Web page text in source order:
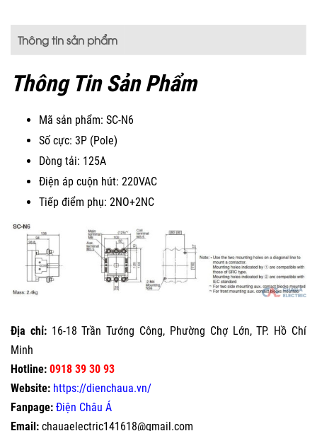
Thông tin sản phẩm
Thông Tin Sản Phẩm
Mã sản phẩm: SC-N6
Số cực: 3P (Pole)
Dòng tải: 125A
Điện áp cuộn hút: 220VAC
Tiếp điểm phụ: 2NO+2NC
Địa chỉ:16-18 Trần Tướng Công, Phường Chợ Lớn, TP. Hồ Chí
Minh
Hotline: 0918 39 30 93
Website: https://dienchaua.vn/
Fanpage: Điện Châu Á
Email: chauaelectric141618@gmail.com